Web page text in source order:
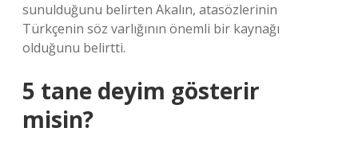
sunulduğunu belirten Akalın, atasözlerinin
Türkçenin söz varlığının önemli bir kaynağı
olduğunu belirtti.
5 tane deyim gösterir
misin?